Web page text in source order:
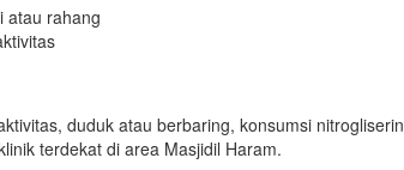
atau rahang
duduk atau berbaring, konsumsi nitrogliserin
terdekat di area Masjidil Haram.